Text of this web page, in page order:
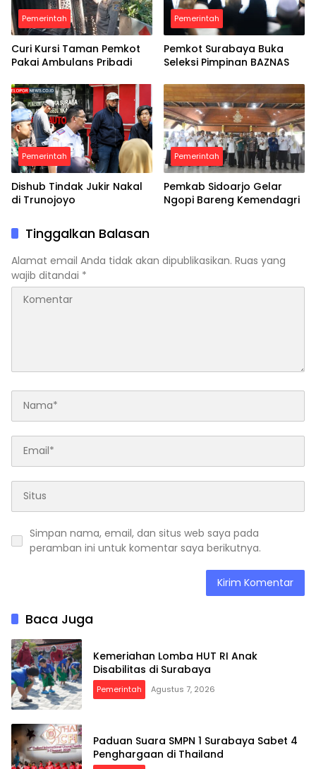
Pemerintah
Curi Kursi Taman Pemkot
Pakai Ambulans Pribadi
Pemerintah
Pemkot Surabaya Buka
Seleksi Pimpinan BAZNAS
Pemerintah
Dishub Tindak Jukir Nakal
di Trunojoyo
Pemerintah
Pemkab Sidoarjo Gelar
Ngopi Bareng Kemendagri
Tinggalkan Balasan
Alamat email Anda tidak akan dipublikasikan. Ruas yang
wajib ditandai *
Simpan nama, email, dan situs web saya pada
peramban ini untuk komentar saya berikutnya.
Baca Juga
Kemeriahan Lomba HUT RI Anak
Disabilitas di Surabaya
Pemerintah Agustus 7, 2026
Paduan Suara SMPN 1 Surabaya Sabet 4
Penghargaan di Thailand